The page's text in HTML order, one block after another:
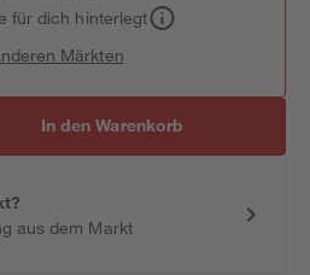
für dich hinterlegt
Märkten
In den Warenkorb
aus dem Markt